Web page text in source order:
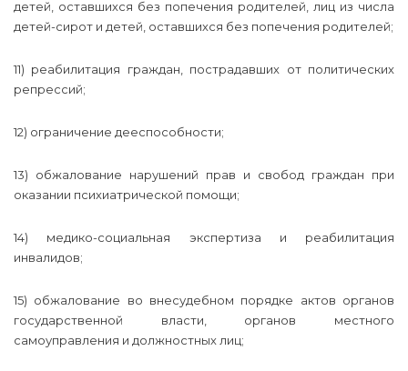
детей, оставшихся без попечения родителей, лиц из числа
детей-сирот и детей, оставшихся без попечения родителей;
11) реабилитация граждан, пострадавших от политических
репрессий;
12) ограничение дееспособности;
13) обжалование нарушений прав и свобод граждан при
оказании психиатрической помощи;
14) медико-социальная экспертиза и реабилитация
инвалидов;
15) обжалование во внесудебном порядке актов органов
государственной власти, органов местного
самоуправления и должностных лиц;